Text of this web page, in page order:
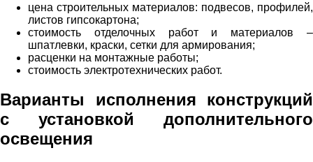
цена строительных материалов: подвесов, профилей,
листов гипсокартона;
стоимость отделочных работ и материалов –
шпатлевки, краски, сетки для армирования;
расценки на монтажные работы;
стоимость электротехнических работ.
Варианты исполнения конструкций
с установкой дополнительного
освещения